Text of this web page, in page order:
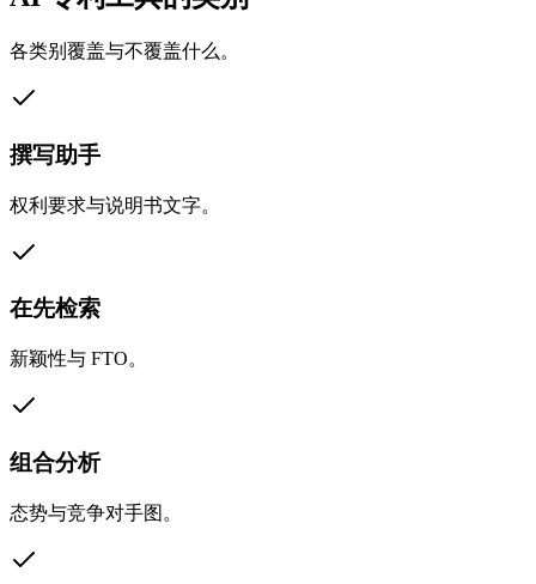
各类别覆盖与不覆盖什么。
撰写助手
权利要求与说明书文字。
在先检索
新颖性与 FTO。
组合分析
态势与竞争对手图。